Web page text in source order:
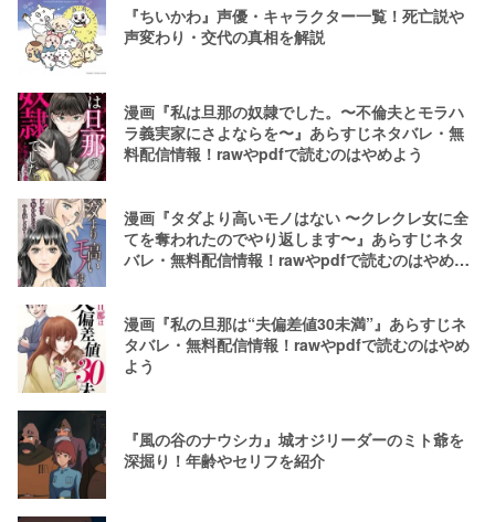
『ちいかわ』声優・キャラクター一覧！死亡説や
声変わり・交代の真相を解説
漫画『私は旦那の奴隷でした。〜不倫夫とモラハ
ラ義実家にさよならを〜』あらすじネタバレ・無
料配信情報！rawやpdfで読むのはやめよう
漫画『タダより高いモノはない 〜クレクレ女に全
てを奪われたのでやり返します〜』あらすじネタ
バレ・無料配信情報！rawやpdfで読むのはやめよ
漫画『私の旦那は“夫偏差値30未満”』あらすじネ
タバレ・無料配信情報！rawやpdfで読むのはやめ
よう
『風の谷のナウシカ』城オジリーダーのミト爺を
深掘り！年齢やセリフを紹介